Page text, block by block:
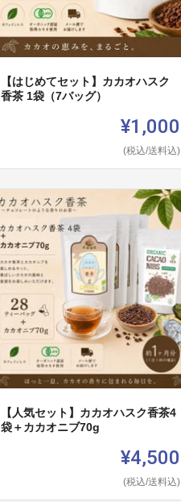
【はじめてセット】カカオハスク
香茶 1袋（7バッグ）
¥1,000
(税込/送料込)
【人気セット】カカオハスク香茶4
袋＋カカオニブ70g
¥4,500
(税込/送料込)